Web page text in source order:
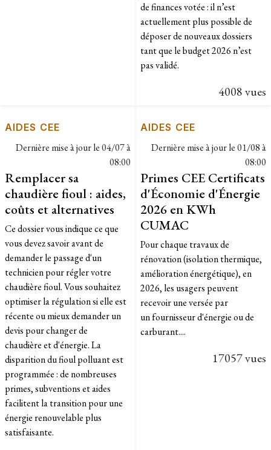
de finances votée : il n’est
actuellement plus possible de
déposer de nouveaux dossiers
tant que le budget 2026 n’est
pas validé.
4008 vues
AIDES CEE
Dernière mise à jour le04/07 à
08:00
Remplacer sa
chaudière fioul : aides,
coûts et alternatives
Ce dossier vous indique ce que
vous devez savoir avant de
demander le passage d'un
technicien pour régler votre
chaudière fioul. Vous souhaitez
optimiser la régulation si elle est
récente ou mieux demander un
devis pour changer de
chaudière et d'énergie. La
disparition du fioul polluant est
programmée : de nombreuses
primes, subventions et aides
facilitent la transition pour une
énergie renouvelable plus
satisfaisante.
AIDES CEE
Dernière mise à jour le01/08 à
08:00
Primes CEE Certificats
d'Économie d'Énergie
2026 en KWh
CUMAC
Pour chaque travaux de
rénovation (isolation thermique,
amélioration énergétique), en
2026, les usagers peuvent
recevoir une versée par
un fournisseur d'énergie ou de
carburant....
17057 vues